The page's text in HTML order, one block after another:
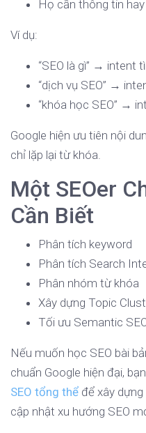
Họ cần thông tin
Ví dụ:
“SEO là gì” → intent
“dịch vụ SEO” →
“khóa học SEO” →
Google hiện ưu tiên nội
chỉ lặp lại từ khóa.
Một SEOer
Cần Biết
Phân tích keyword
Phân tích Search
Phân nhóm từ khóa
Xây dựng Topic
Tối ưu Semantic
Nếu muốn học SEO bài
chuẩn Google hiện đại,
SEO tổng thể để xây
cập nhật xu hướng SEO